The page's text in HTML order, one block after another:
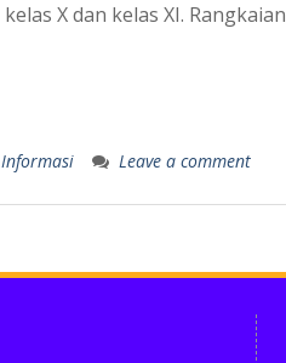
kelas X dan kelas XI. Rangkaian
Informasi Leave a comment